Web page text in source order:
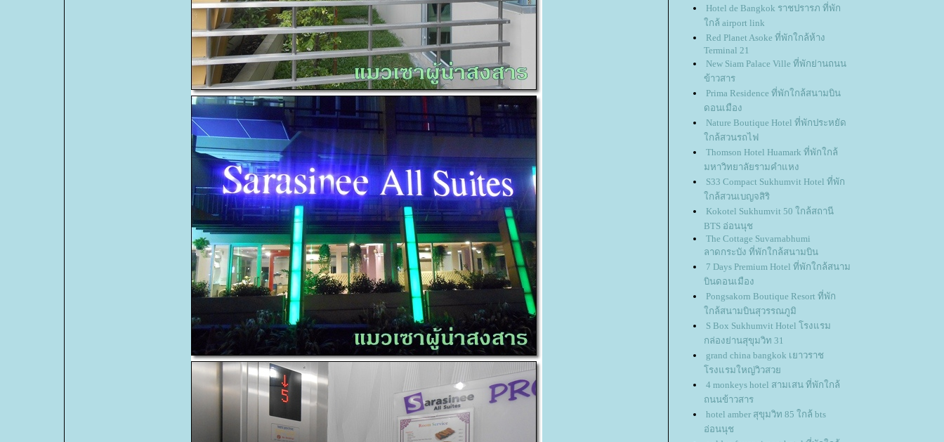
Hotel de Bangkok ราชปรารภ ที่พัก
กล้ airport link
Red Planet Asoke ที่พักใกล้ห้าง
Terminal 21
New Siam Palace Ville ที่พักย่านถนน
ข้าวสาร
Prima Residence ที่พักใกล้สนามบิน
ดอนเมือง
Nature Boutique Hotel ที่พักประหยัด
กล้สวนรถไฟ
Thomson Hotel Huamark ที่พักใกล้
มหาวิทยาลัยรามคำแหง
S33 Compact Sukhumvit Hotel ที่พัก
กล้สวนเบญจสิริ
Kokotel Sukhumvit 50 ใกล้สถานี
BTS อ่อนนุช
The Cottage Suvarnabhumi
ลาดกระบัง ที่พักใกล้สนามบิน
7 Days Premium Hotel ที่พักใกล้สนาม
บินดอนเมือง
Pongsakorn Boutique Resort ที่พัก
กล้สนามบินสุวรรณภูมิ
S Box Sukhumvit Hotel โรงแรม
กล่องย่านสุขุมวิท 31
grand china bangkok เยาวราช
รงแรมใหญ่วิวสว
4 monkeys hotel สามเสน ที่พักใกล้
ถนนข้าวสาร
hotel amber สุขุมวิท 85 ใกล้ bts
อ่อนนุช